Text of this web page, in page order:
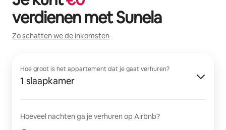
verdienen metSunela
Zo schatten we de inkomsten
Hoe groot is het appartement dat je gaat verhuren?
1 slaapkamer
Hoeveel nachten ga je verhuren op Airbnb?